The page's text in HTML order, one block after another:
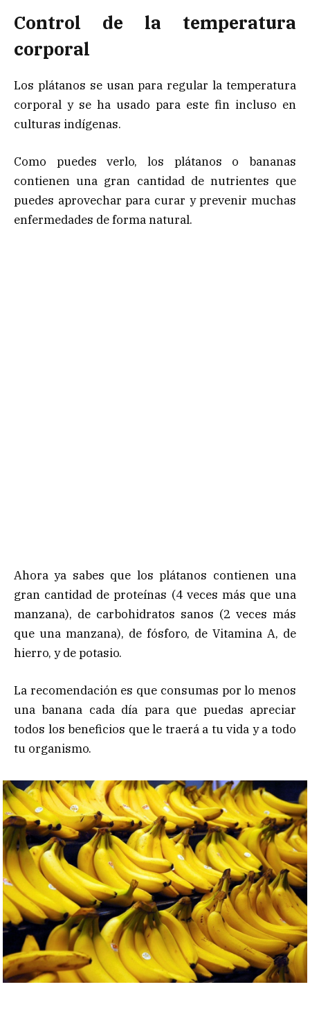
Control de la temperatura
corporal
Los plátanos se usan para regular la temperatura
corporal y se ha usado para este fin incluso en
culturas indígenas.
Como puedes verlo, los plátanos o bananas
contienen una gran cantidad de nutrientes que
puedes aprovechar para curar y prevenir muchas
enfermedades de forma natural.
Ahora ya sabes que los plátanos contienen una
gran cantidad de proteínas (4 veces más que una
manzana), de carbohidratos sanos (2 veces más
que una manzana), de fósforo, de Vitamina A, de
hierro, y de potasio.
La recomendación es que consumas por lo menos
una banana cada día para que puedas apreciar
todos los beneficios que le traerá a tu vida y a todo
tu organismo.